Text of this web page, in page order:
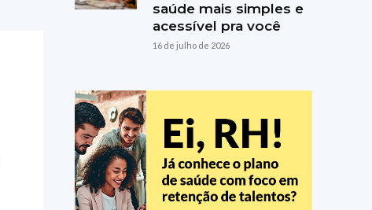
saúde mais simples e
acessível pra você
16 de julho de 2026